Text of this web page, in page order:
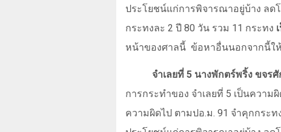
ประโยชน์แก่การพิจารณาอยู่บ้าง ลด
กระทงละ 2 ปี 80 วัน รวม 11 กระทง
หน้าของศาลนี้ ข้อหาอื่นนอกจากนี้ใ
จำเลยที่ 5 นางพักตร์พริ้ง ขจร
การกระทำของ จำเลยที่ 5 เป็นควา
ความผิดไป ตามปอ.ม. 91 จำคุกกระท